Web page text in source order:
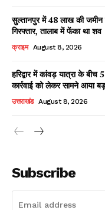
Facebook
X
Read
सुल्तानपुर में 48 लाख की
गिरफ्तार, तालाब में फेंका था शव
क्राइम August 8, 2026
हरिद्वार में कांवड़ यात्रा के बीच
कार्रवाई को लेकर सामने आया
उत्तराखंड August 8, 2026
Subscribe